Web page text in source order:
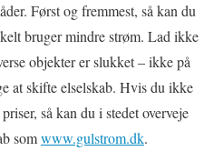
Først og fremmest, så kan du
bruger mindre strøm. Lad ikke
objekter er slukket – ikke på
at skifte elselskab. Hvis du ikke
så kan du i stedet overveje
somwww.gulstrom.dk.